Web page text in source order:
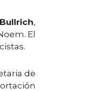
,
El
de